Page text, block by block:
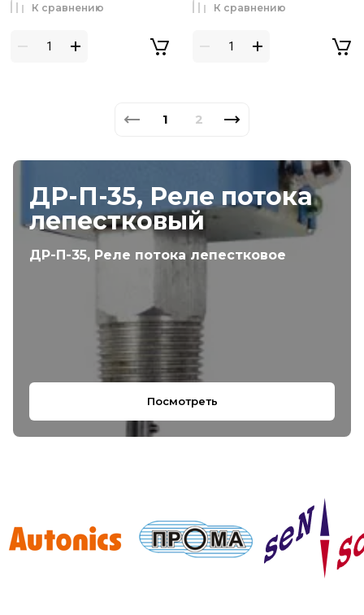
ДР-П-35, Реле потока
лепестковый
ДР-П-35, Реле потока лепестковое
Посмотреть
К сравнению К сравнению
1 2